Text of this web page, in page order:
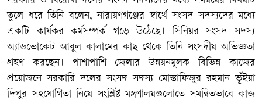
তুলে ধরে তিনি বলেন, নারায়ণগঞ্জের স্বার্থে সংসদ সদস্যদের মধ্যে
একটি কার্যকর কর্মসম্পর্ক গড়ে উঠেছে। সিনিয়র সংসদ সদস্য
অ্যাডভোকেট আবুল কালামের কাছ থেকে তিনি সংসদীয় অভিজ্ঞতা
গ্রহণ করছেন। পাশাপাশি জেলার উন্নয়নমূলক বিভিন্ন কাজের
প্রয়োজনে সরকারি দলের সংসদ সদস্য মোস্তাফিজুর রহমান ভূঁইয়া
দিপুর সহযোগিতা নিয়ে সংশ্লিষ্ট মন্ত্রণালয়গুলোতে সমন্বিতভাবে কাজ